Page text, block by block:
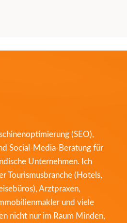
(SEO),
Social-Media-Beratung für
Unternehmen. Ich
Tourismusbranche (Hotels,
Arztpraxen,
und viele
nicht nur im Raum Minden,